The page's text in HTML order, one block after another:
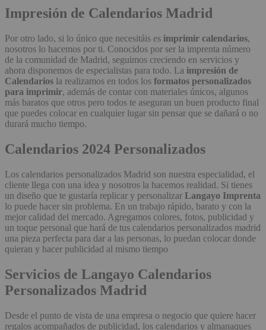
Impresión de Calendarios Madrid
Por otro lado, si lo único que necesitáis es imprimir calendarios,
nosotros lo hacemos por ti. Conocidos por ser la imprenta número
de la comunidad de Madrid, seguimos creciendo en servicios y
ahora disponemos de especialistas para todo. La impresión de
Calendarios la realizamos en todos los formatos personalizados
para imprimir, además de contar con materiales únicos, algunos
más baratos que otros pero todos te aseguran un buen producto final
que puedes colocar en cualquier lugar sin pensar que se dañará o no
durará mucho tiempo.
Calendarios 2024 Personalizados
Los calendarios personalizados Madrid son nuestra especialidad, el
cliente llega con una idea y nosotros la hacemos realidad. Si tienes
un diseño que te gustaría replicar y personalizar Langayo Imprenta
lo puede hacer sin problema. En un trabajo rápido, barato y con la
mejor calidad del mercado. Agregamos colores, fotos, publicidad y
un toque personal que hará de tus calendarios personalizados madrid
una pieza perfecta para dar a las personas, lo puedan colocar donde
quieran y hacer publicidad al mismo tiempo
Servicios de Langayo Calendarios
Personalizados Madrid
Desde el punto de vista de una empresa o negocio que quiere hacer
regalos acompañados de publicidad, los calendarios y almanaques